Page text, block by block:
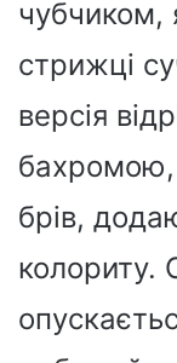
чубчиком,
стрижці
версія
бахромою,
брів,
колориту.